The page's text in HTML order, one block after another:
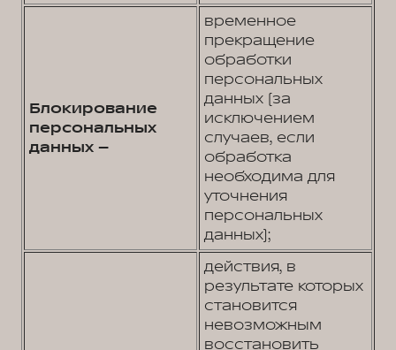
Блокирование
персональных
данных –
временное
прекращение
обработки
персональных
данных (за
исключением
случаев, если
обработка
необходима для
уточнения
персональных
данных);
действия, в
результате которых
становится
невозможным
восстановить